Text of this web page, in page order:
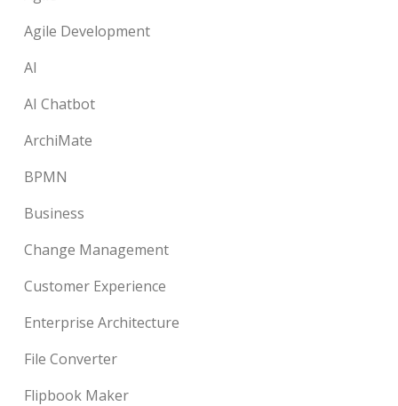
Agile Development
AI
AI Chatbot
ArchiMate
BPMN
Business
Change Management
Customer Experience
Enterprise Architecture
File Converter
Flipbook Maker